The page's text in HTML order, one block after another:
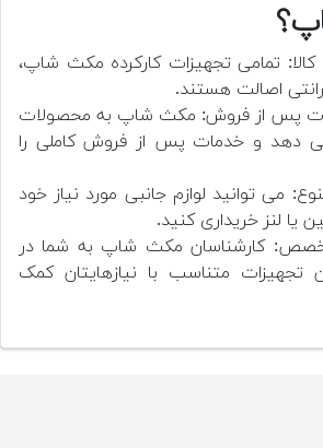
تمامی تجهیزات کارکرده مکث شاپ،
اصالت هستند.
پس از فروش: مکث شاپ به محصولات
دهد و خدمات پس از فروش کاملی را
می توانید لوازم جانبی مورد نیاز خود
یا لنز خریداری کنید.
کارشناسان مکث شاپ به شما در
تجهیزات متناسب با نیازهایتان کمک